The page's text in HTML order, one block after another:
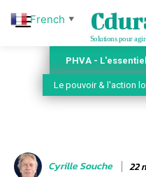
Solutions pour
PHVA -
Le pouvoir & l'action
Cyrille Souche 22
French ▼